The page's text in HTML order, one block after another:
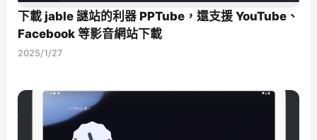
下載 jable 謎站的利器 PPTube，還支援 YouTube、
Facebook 等影音網站下載
2025/1/27